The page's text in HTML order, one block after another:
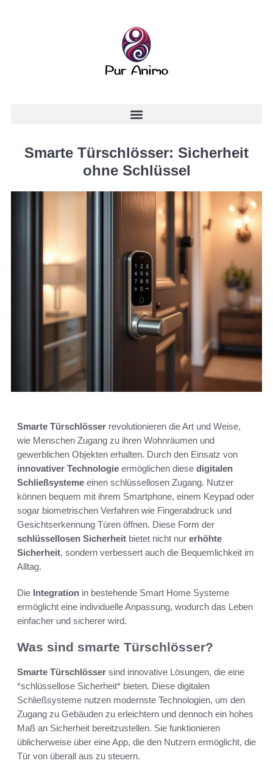
Smarte Türschlösser: Sicherheit
ohne Schlüssel
Smarte Türschlösser revolutionieren die Art und Weise,
wie Menschen Zugang zu ihren Wohnräumen und
gewerblichen Objekten erhalten. Durch den Einsatz von
innovativer Technologie ermöglichen diese digitalen
Schließsysteme einen schlüssellosen Zugang. Nutzer
können bequem mit ihrem Smartphone, einem Keypad oder
sogar biometrischen Verfahren wie Fingerabdruck und
Gesichtserkennung Türen öffnen. Diese Form der
schlüssellosen Sicherheit bietet nicht nur erhöhte
Sicherheit, sondern verbessert auch die Bequemlichkeit im
Alltag.
Die Integration in bestehende Smart Home Systeme
ermöglicht eine individuelle Anpassung, wodurch das Leben
einfacher und sicherer wird.
Was sind smarte Türschlösser?
Smarte Türschlösser sind innovative Lösungen, die eine
*schlüssellose Sicherheit* bieten. Diese digitalen
Schließsysteme nutzen modernste Technologien, um den
Zugang zu Gebäuden zu erleichtern und dennoch ein hohes
Maß an Sicherheit bereitzustellen. Sie funktionieren
üblicherweise über eine App, die den Nutzern ermöglicht, die
Tür von überall aus zu steuern.